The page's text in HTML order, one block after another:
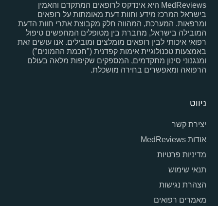
MedReviews היא אינדקס לרופאים המתקדם והאמין
בישראל המרכז מידע וחוות דעת מאומתות על רופאים
ומרפאות. המערכת, המהווה חלק מקבוצת אתרי חוות הדעת
המובילה בישראל, מחברת בין מטופלים המחפשים טיפול
רפואי איכותי לבין רופאים מומלצים ומובילים. אנו עושים זאת
באמצעות טכנולוגיית אימות קפדנית ("חכמת ההמונים")
ומנגנוני סינון מתקדמים, המספקים שקיפות מלאה בעולם
הרפואה ומאפשרים בחירה מושכלת.
ניווט
יצירת קשר
אודות MedReviews
מדיניות פרטיות
תנאי שימוש
הצהרת נגישות
מאמרים רפואים